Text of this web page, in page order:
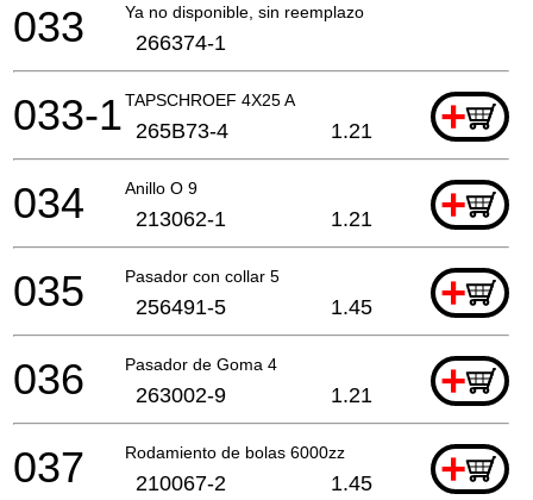
Ya no disponible, sin reemplazo
033 266374-1
TAPSCHROEF 4X25 A +
033-1 265B73-4 1.21
Anillo O 9 +
034 213062-1 1.21
Pasador con collar 5 +
035 256491-5 1.45
Pasador de Goma 4 +
036 263002-9 1.21
Rodamiento de bolas 6000zz +
037 210067-2 1.45